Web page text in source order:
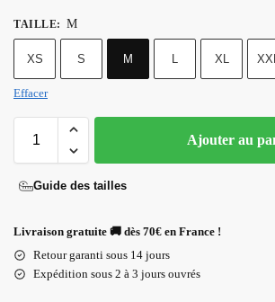
TAILLE: M
XS S M L XL XXL
Effacer
Ajouter au
Guide des tailles
Livraison gratuite 🚚 dès 70€ en France !
Retour garanti sous 14 jours
Expédition sous 2 à 3 jours ouvrés